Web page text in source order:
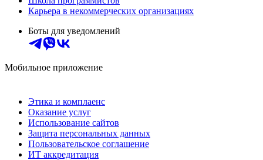
Карьера в некоммерческих организациях
Боты для уведомлений
Мобильное приложение
Этика и комплаенс
Оказание услуг
Использование сайтов
Защита персональных данных
Пользовательское соглашение
ИТ аккредитация